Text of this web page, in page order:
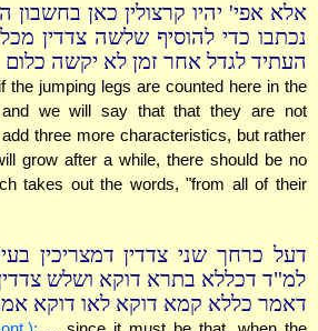
אלא אפי' יהיו קרצולין כאן בחשבון
נכתבו כדי להוסיף שלשה צדדין
העתיד לגדל אחר זמן לא יקשה כלום
the jumping legs are counted here in the
and we will say that that they are not
three more characteristics, but rather
grow after a while, there should be no
takes out the words, "from all of their
דעל כרחך שני צדדין דמצריכין
למ"ד דכללא בתרא דוקא ושלש
דאמר כללא קמא דוקא לאו דוקא